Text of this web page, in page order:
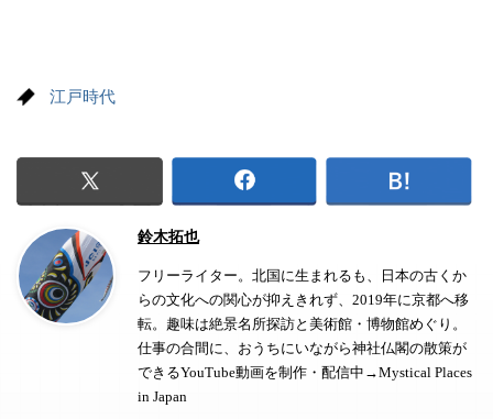
江戸時代
鈴木拓也
フリーライター。北国に生まれるも、日本の古くか
らの文化への関心が抑えきれず、2019年に京都へ移
転。趣味は絶景名所探訪と美術館・博物館めぐり。
仕事の合間に、おうちにいながら神社仏閣の散策が
できるYouTube動画を制作・配信中→Mystical Places
in Japan